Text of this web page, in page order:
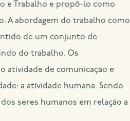
e Trabalho e propô-lo como
A abordagem do trabalho como
de um conjunto de
do trabalho. Os
atividade de comunicação e
a atividade humana. Sendo
seres humanos em relação a